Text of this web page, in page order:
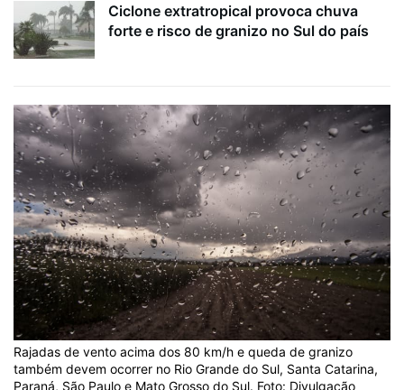
Ciclone extratropical provoca chuva
forte e risco de granizo no Sul do país
Rajadas de vento acima dos 80 km/h e queda de granizo
também devem ocorrer no Rio Grande do Sul, Santa Catarina,
Paraná, São Paulo e Mato Grosso do Sul. Foto: Divulgação